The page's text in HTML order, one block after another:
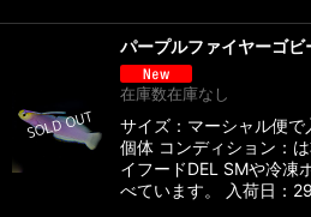
パープルファイヤーゴビ
在庫数在庫なし
サイズ：マーシャル便
個体 コンディション：
イフードDEL SMや冷凍
べています。 入荷日：